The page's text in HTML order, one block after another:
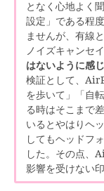
となく心地よく
設定」である程
ませんが、有線
ノイズキャンセ
はないように感じ
検証として、
を歩いて」「自
る時はそこまで
いるとやはりヘ
してもヘッドフ
した。その点、
影響を受けない印